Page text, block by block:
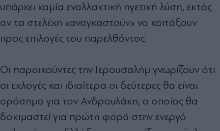
υπάρχει καμία εναλλακτική ηγετική λύση, εκτός
αν τα στελέχη «αναγκαστούν» να κοιτάξουν
προς επιλογές του παρελθόντος.
Οι παροικούντες την Ιερουσαλήμ γνωρίζουν ότι
οι εκλογές και ιδιαίτερα οι δεύτερες θα είναι
ορόσημο για τον Ανδρουλάκη, ο οποίος θα
δοκιμαστεί για πρώτη φορά στην ενεργό